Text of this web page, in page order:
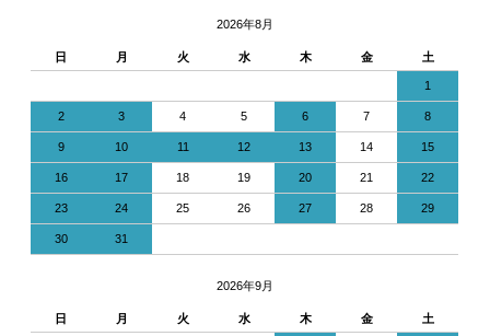
2026年8月
日 月 火 水 木 金 土
1
2 3 4 5 6 7 8
9 10 11 12 13 14 15
16 17 18 19 20 21 22
23 24 25 26 27 28 29
30 31
2026年9月
日 月 火 水 木 金 土